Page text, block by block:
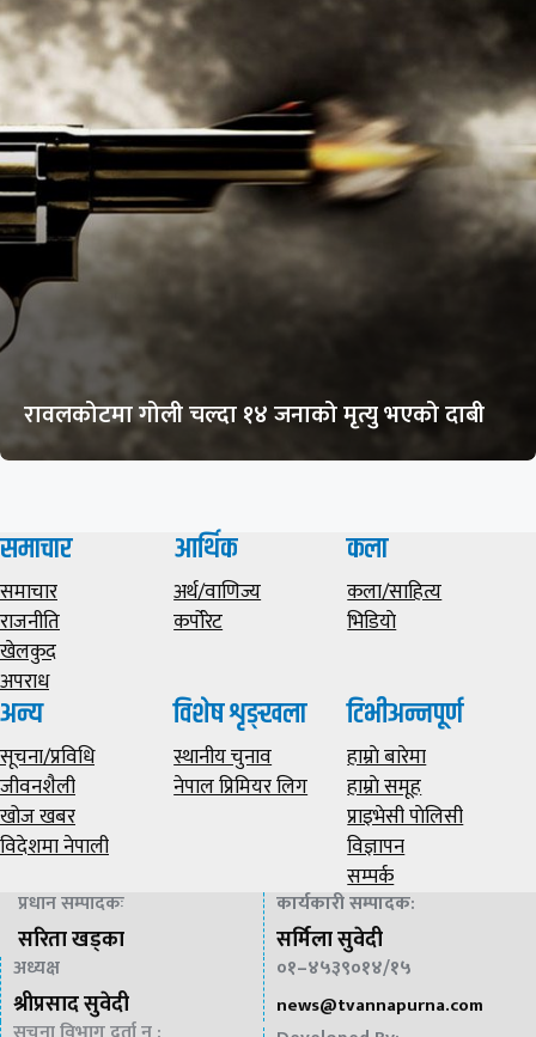
रावलकोटमा गोली चल्दा १४ जनाको मृत्यु भएको दाबी
समाचार
समाचार
राजनीति
खेलकुद
अपराध
आर्थिक
अर्थ/वाणिज्य
कर्पोरेट
कला
कला/साहित्य
भिडियाे
अन्य
सूचना/प्रविधि
जीवनशैली
खोज खबर
विदेशमा नेपाली
विशेष शृङ्खला
स्थानीय चुनाव
नेपाल प्रिमियर लिग
टिभीअन्नपूर्ण
हाम्राे बारेमा
हाम्राे समूह
प्राइभेसी पाेलिसी
विज्ञापन
सम्पर्क
प्रधान सम्पादकः
सरिता खड्का
कार्यकारी सम्पादक:
सर्मिला सुवेदी
अध्यक्ष
श्रीप्रसाद सुवेदी
०१–४५३९०१४/१५
news@tvannapurna.com